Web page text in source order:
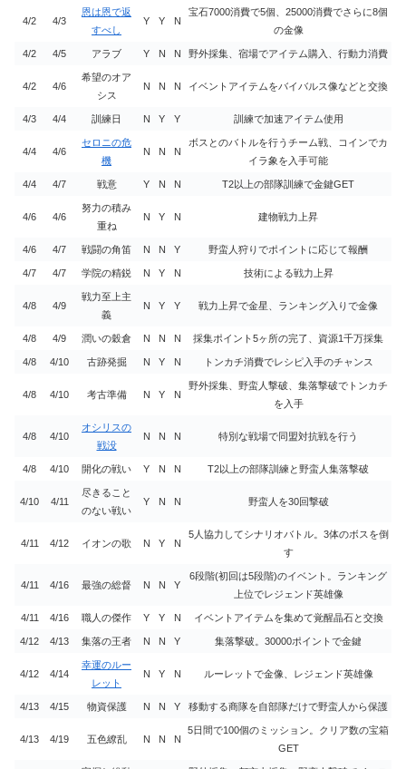
4/2 4/3
恩は恩で返
すべし
Y Y N
宝石7000消費で5個、25000消費でさらに8個
の金像
4/2 4/5 アラブ Y N N 野外採集、宿場でアイテム購入、行動力消費
4/2 4/6
希望のオア
シス
N N N イベントアイテムをバイバルス像などと交換
4/3 4/4 訓練日 N Y Y 訓練で加速アイテム使用
4/4 4/6
セロニの危
機
N N N
ボスとのバトルを行うチーム戦、コインでカ
イラ象を入手可能
4/4 4/7 戦意 Y N N T2以上の部隊訓練で金鍵GET
4/6 4/6
努力の積み
重ね
N Y N 建物戦力上昇
4/6 4/7 戦闘の角笛 N N Y 野蛮人狩りでポイントに応じて報酬
4/7 4/7 学院の精鋭 N Y N 技術による戦力上昇
4/8 4/9
戦力至上主
義
N Y Y 戦力上昇で金星、ランキング入りで金像
4/8 4/9 潤いの穀倉 N N N 採集ポイント5ヶ所の完了、資源1千万採集
4/8 4/10 古跡発掘 N Y N トンカチ消費でレシピ入手のチャンス
4/8 4/10 考古準備 N Y N
野外採集、野蛮人撃破、集落撃破でトンカチ
を入手
4/8 4/10
オシリスの
戦没
N N N 特別な戦場で同盟対抗戦を行う
4/8 4/10 開化の戦い Y N N T2以上の部隊訓練と野蛮人集落撃破
4/10 4/11
尽きること
のない戦い
Y N N 野蛮人を30回撃破
4/11 4/12 イオンの歌 N Y N
5人協力してシナリオバトル。3体のボスを倒
す
4/11 4/16 最強の総督 N N Y
6段階(初回は5段階)のイベント。ランキング
上位でレジェンド英雄像
4/11 4/16 職人の傑作 Y Y N イベントアイテムを集めて覚醒晶石と交換
4/12 4/13 集落の王者 N N Y 集落撃破。30000ポイントで金鍵
4/12 4/14
幸運のルー
レット
N Y N ルーレットで金像、レジェンド英雄像
4/13 4/15 物資保護 N N Y 移動する商隊を自部隊だけで野蛮人から保護
4/13 4/19 五色繚乱 N N N
5日間で100個のミッション。クリア数の宝箱
GET